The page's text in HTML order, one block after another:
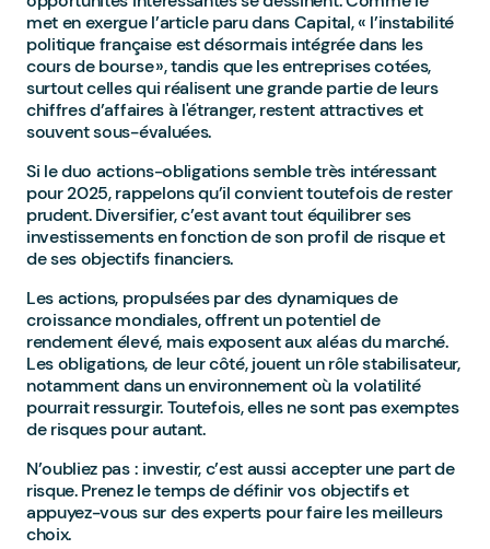
met en exergue l’article paru dans Capital, « l’instabilité
politique française est désormais intégrée dans les
cours de bourse », tandis que les entreprises cotées,
surtout celles qui réalisent une grande partie de leurs
chiffres d’affaires à l'étranger, restent attractives et
souvent sous-évaluées.
Si le duo actions-obligations semble très intéressant
pour 2025, rappelons qu’il convient toutefois de rester
prudent. Diversifier, c’est avant tout équilibrer ses
investissements en fonction de son profil de risque et
de ses objectifs financiers.
Les actions, propulsées par des dynamiques de
croissance mondiales, offrent un potentiel de
rendement élevé, mais exposent aux aléas du marché.
Les obligations, de leur côté, jouent un rôle stabilisateur,
notamment dans un environnement où la volatilité
pourrait ressurgir. Toutefois, elles ne sont pas exemptes
de risques pour autant.
N’oubliez pas : investir, c’est aussi accepter une part de
risque. Prenez le temps de définir vos objectifs et
appuyez-vous sur des experts pour faire les meilleurs
choix.